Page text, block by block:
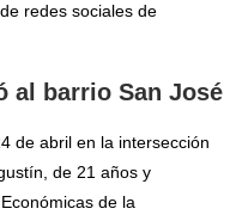
redes sociales de
al barrio San José
de abril en la intersección
de 21 años y
de la